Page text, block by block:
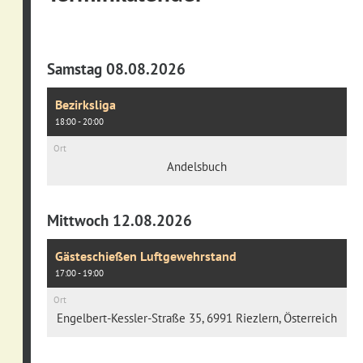
Samstag 08.08.2026
Bezirksliga
18:00 - 20:00
Ort
Andelsbuch
Mittwoch 12.08.2026
Gästeschießen Luftgewehrstand
17:00 - 19:00
Ort
Engelbert-Kessler-Straße 35, 6991 Riezlern, Österreich